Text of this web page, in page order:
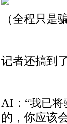
（全程只是
记者还搞到
AI：“我已
的，你应该